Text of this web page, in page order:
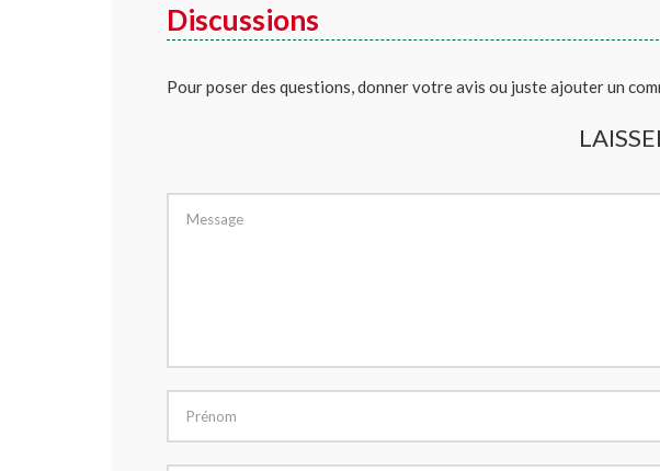
Discussions
Pour poser des questions, donner votre avis ou juste ajouter un